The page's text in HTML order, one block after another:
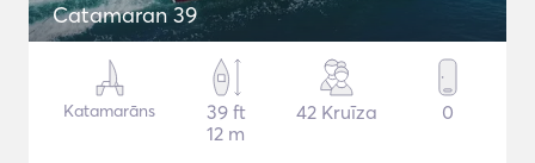
Catamaran 39
Katamarāns
39 ft
12 m
42 Kruīza 0